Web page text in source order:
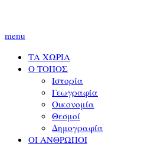
menu
ΤΑ ΧΩΡΙΑ
Ο ΤΟΠΟΣ
Ιστορία
Γεωγραφία
Οικονομία
Θεσμοί
Δημογραφία
ΟΙ ΑΝΘΡΩΠΟΙ